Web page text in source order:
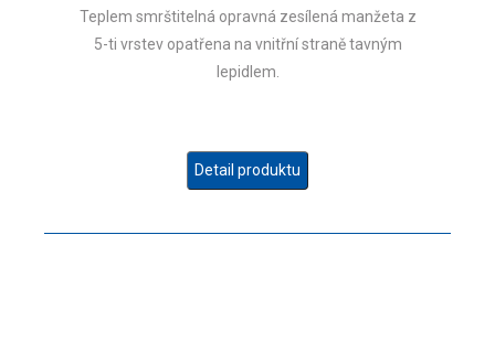
Teplem smrštitelná opravná zesílená manžeta z
5-ti vrstev opatřena na vnitřní straně tavným
lepidlem.
Detail produktu